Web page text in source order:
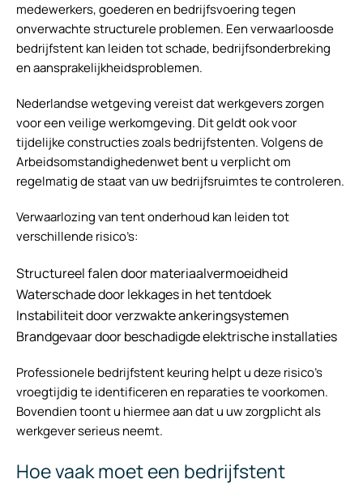
medewerkers, goederen en bedrijfsvoering tegen
onverwachte structurele problemen. Een verwaarloosde
bedrijfstent kan leiden tot schade, bedrijfsonderbreking
en aansprakelijkheidsproblemen.
Nederlandse wetgeving vereist dat werkgevers zorgen
voor een veilige werkomgeving. Dit geldt ook voor
tijdelijke constructies zoals bedrijfstenten. Volgens de
Arbeidsomstandighedenwet bent u verplicht om
regelmatig de staat van uw bedrijfsruimtes te controleren.
Verwaarlozing van tent onderhoud kan leiden tot
verschillende risico’s:
Structureel falen door materiaalvermoeidheid
Waterschade door lekkages in het tentdoek
Instabiliteit door verzwakte ankeringsystemen
Brandgevaar door beschadigde elektrische installaties
Professionele bedrijfstent keuring helpt u deze risico’s
vroegtijdig te identificeren en reparaties te voorkomen.
Bovendien toont u hiermee aan dat u uw zorgplicht als
werkgever serieus neemt.
Hoe vaak moet een bedrijfstent